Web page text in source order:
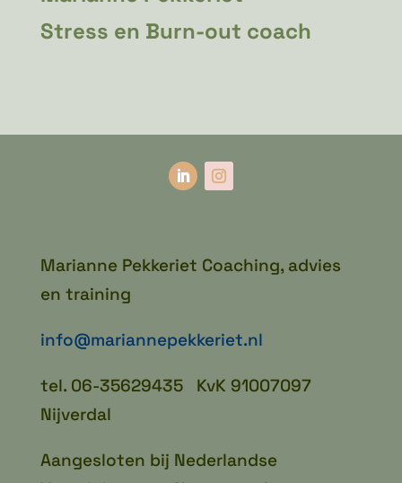
Stress en Burn-out coach
Marianne Pekkeriet Coaching, advies
en training
info@mariannepekkeriet.nl
tel. 06-35629435 KvK 91007097
Nijverdal
Aangesloten bij Nederlandse